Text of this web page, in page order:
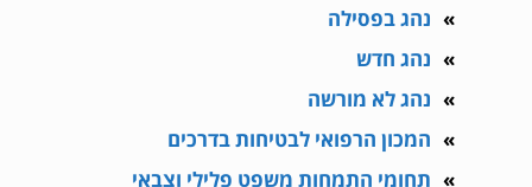
נהג בפסילה
נהג חדש
נהג לא מורשה
המכון הרפואי לבטיחות בדרכים
תחומי התמחות משפט פלילי וצבאי